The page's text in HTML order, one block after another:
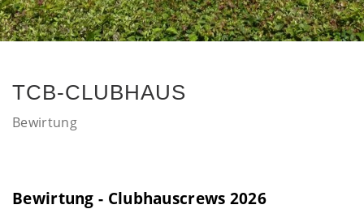
TCB-CLUBHAUS
Bewirtung
Bewirtung - Clubhauscrews 2026